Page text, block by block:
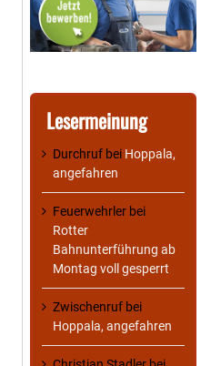
Lesermeinung
Durchruf bei Hoppala,
angefahren
Feuerwehrler bei
Rotter
Bahnunterführung ab
Montag voll gesperrt
Zwischenruf bei
Hoppala, angefahren